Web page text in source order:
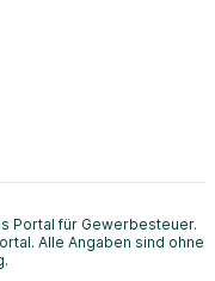
Portal für Gewerbesteuer.
Alle Angaben sind ohne